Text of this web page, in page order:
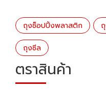
ถุงช็อปปิ้งพลาสติก
ถุงซีล
ตราสินค้า